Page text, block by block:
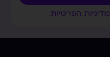
מדיניות הפרטיות.